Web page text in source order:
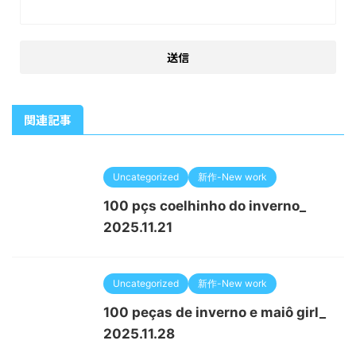
関連記事
Uncategorized 新作-New work
100 pçs coelhinho do inverno_
2025.11.21
Uncategorized 新作-New work
100 peças de inverno e maiô girl_
2025.11.28